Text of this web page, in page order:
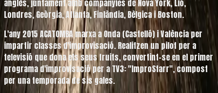
anglès, juntament amb companyies de Nova York, Lió,
Londres, Geòrgia, Atlanta, Finlàndia, Bèlgica i Boston.
L'any 2015ACATOMBA marxa a Onda (Castelló) i València per
impartir classes d'improvisació. Realitzen un pilot per a
televisió que dona els seus fruits, convertint-se en el primer
programa d'improvisació per a TV3: "ImproStarr", compost
per una temporada de sis gales.